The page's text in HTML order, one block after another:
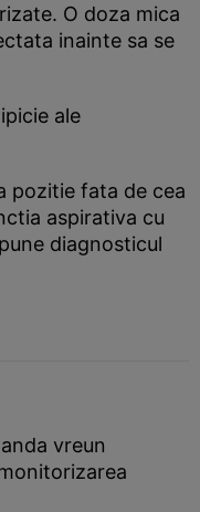
O doza mica
inainte sa se
ale
pozitie fata de cea
aspirativa cu
diagnosticul
vreun